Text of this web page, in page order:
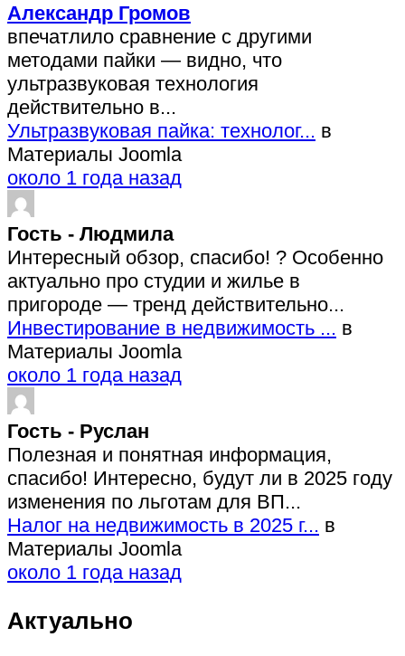
Александр Громов
впечатлило сравнение с другими
методами пайки — видно, что
ультразвуковая технология
действительно в...
Ультразвуковая пайка: технолог... в
Материалы Joomla
около 1 года назад
Гость - Людмила
Интересный обзор, спасибо! ? Особенно
актуально про студии и жилье в
пригороде — тренд действительно...
Инвестирование в недвижимость ... в
Материалы Joomla
около 1 года назад
Гость - Руслан
Полезная и понятная информация,
спасибо! Интересно, будут ли в 2025 году
изменения по льготам для ВП...
Налог на недвижимость в 2025 г... в
Материалы Joomla
около 1 года назад
Актуально